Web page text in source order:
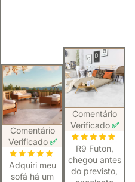
Comentário
Verificado✅
Adquiri meu
sofá há um
Comentário
Verificado✅
R9 Futon,
chegou antes
do previsto,